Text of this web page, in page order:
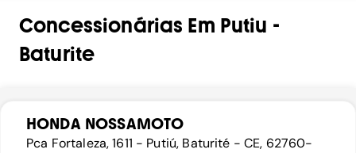
Concessionárias Em Putiu -
Baturite
HONDA NOSSAMOTO
Pca Fortaleza, 1611 - Putiú, Baturité - CE, 62760-